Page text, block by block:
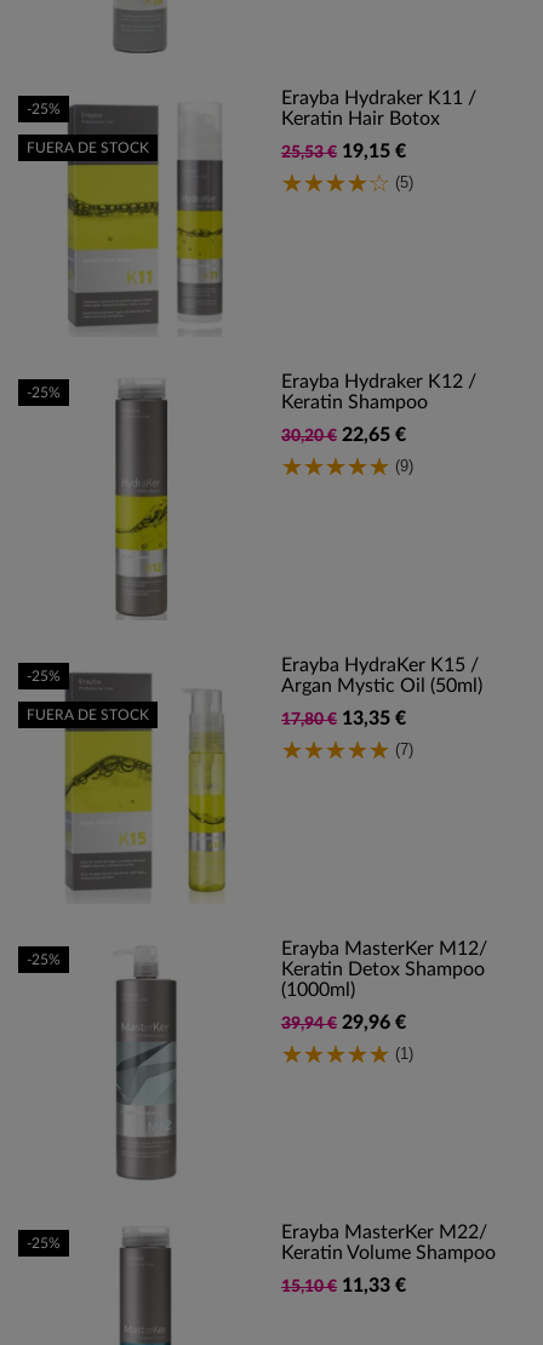
Erayba Hydraker K11 /
Keratin Hair Botox
25,53 € 19,15 €
(5)
-25%
FUERA DE STOCK
Erayba Hydraker K12 /
Keratin Shampoo
30,20 € 22,65 €
(9)
-25%
Erayba HydraKer K15 /
Argan Mystic Oil (50ml)
17,80 € 13,35 €
(7)
-25%
FUERA DE STOCK
Erayba MasterKer M12/
Keratin Detox Shampoo
(1000ml)
39,94 € 29,96 €
(1)
-25%
Erayba MasterKer M22/
Keratin Volume Shampoo
15,10 € 11,33 €
-25%